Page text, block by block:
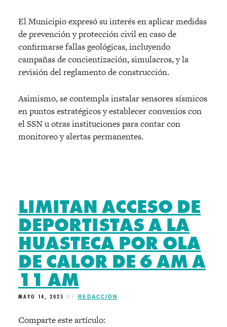
El Municipio expresó su interés en aplicar medidas
de prevención y protección civil en caso de
confirmarse fallas geológicas, incluyendo
campañas de concientización, simulacros, y la
revisión del reglamento de construcción.
Asimismo, se contempla instalar sensores sísmicos
en puntos estratégicos y establecer convenios con
el SSN u otras instituciones para contar con
monitoreo y alertas permanentes.
LIMITAN ACCESO DE
DEPORTISTAS A LA
HUASTECA POR OLA
DE CALOR DE 6 AM A
11 AM
MAYO 14, 2025 BY REDACCIÓN
Comparte este artículo: